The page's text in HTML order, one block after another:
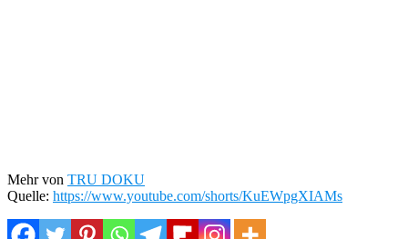
Mehr von TRU DOKU
Quelle: https://www.youtube.com/shorts/KuEWpgXIAMs